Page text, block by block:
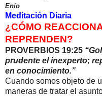
Enio
Meditación Diaria
¿CÓMO
REPRENDEN?
PROVERBIOS 19:25
prudente el inexperto;
en conocimiento.”
Cuando somos objeto de
maneras de tratar el